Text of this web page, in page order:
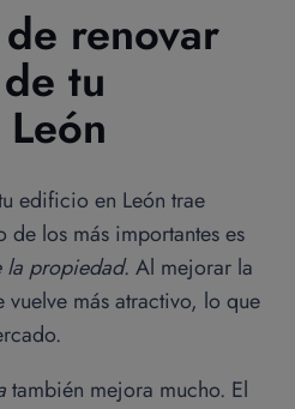
renovar
tu
edificio en León trae
de los más importantes es
la propiedad. Al mejorar la
más atractivo, lo que
también mejora mucho. El